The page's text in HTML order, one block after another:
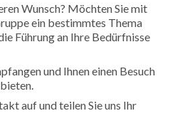
Wunsch? Möchten Sie mit
ein bestimmtes Thema
Führung an Ihre Bedürfnisse
und Ihnen einen Besuch
auf und teilen Sie uns Ihr